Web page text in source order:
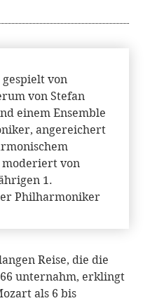
von
von Stefan
einem Ensemble
angereichert
moderiert von
1.
Philharmoniker
Reise, die die
unternahm, erklingt
als 6 bis